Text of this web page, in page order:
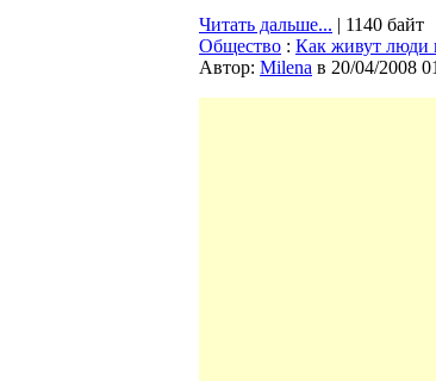
Читать дальше... | 1140 байт
Общество : Как живут люди
Автор: Milena в 20/04/2008